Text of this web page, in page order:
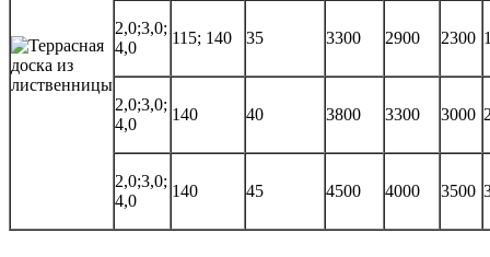
2,0;3,0;
4,0
115; 140 35 3300 2900 2300
2,0;3,0;
4,0
140 40 3800 3300 3000
2,0;3,0;
4,0
140 45 4500 4000 3500